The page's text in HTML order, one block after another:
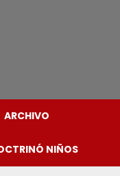
ARCHIVO
NIÑOS